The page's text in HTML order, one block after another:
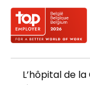
Logo Top employer
L’hôpital de